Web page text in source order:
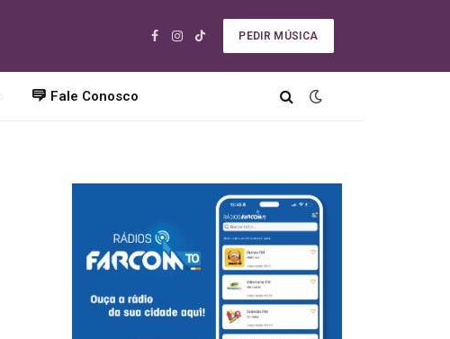
Facebook
Instagram
TikTok
PEDIR MÚSICA
Fale Conosco